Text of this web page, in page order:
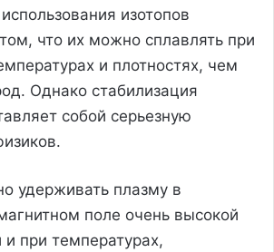
изотопов
что их можно сплавлять при
и плотностях, чем
Однако стабилизация
собой серьезную
удерживать плазму в
поле очень высокой
при температурах,